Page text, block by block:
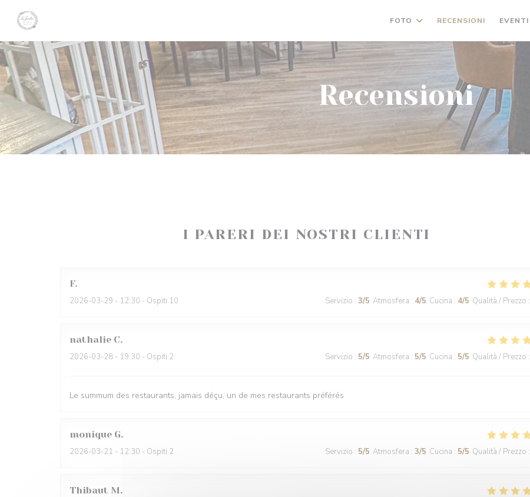
FOTO RECENSIONI EVENTI
Recensioni
I PARERI DEI NOSTRI CLIENTI
F
2026-03-29 - 12:30 - Ospiti 10 Servizio : 3/5 Atmosfera : 4/5 Cucina : 4/5 Qualità / Prezzo :
nathalie C
2026-03-28 - 19:30 - Ospiti 2 Servizio : 5/5 Atmosfera : 5/5 Cucina : 5/5 Qualità / Prezzo :
Le summum des restaurants, jamais déçu, un de mes restaurants préférés
monique G
2026-03-21 - 12:30 - Ospiti 2 Servizio : 5/5 Atmosfera : 3/5 Cucina : 5/5 Qualità / Prezzo :
Thibaut M